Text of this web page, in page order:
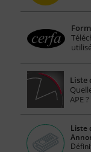
Liste
APE
Liste